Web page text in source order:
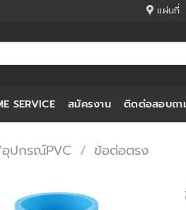
แผ่นที่
SERVICE สมัครงาน ติดต่อสอบถา
ปกรณ์PVC / ข้อต่อตรง